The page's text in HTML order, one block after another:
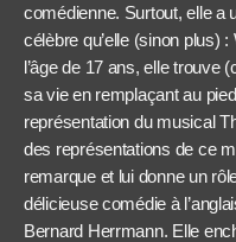
comédienne. Surtout, elle a
célèbre qu’elle (sinon plus)
l’âge de 17 ans, elle trouve
sa vie en remplaçant au
représentation du musical
des représentations de ce
remarque et lui donne un
délicieuse comédie à
Bernard Herrmann. Elle